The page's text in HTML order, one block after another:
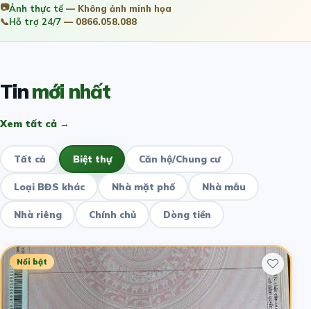
📷Ảnh thực tế— Không ảnh minh họa
📞Hỗ trợ 24/7 — 0866.058.088
Tinmới nhất
Xem tất cả →
Tất cả Biệt thự Căn hộ/Chung cư
Loại BĐS khác Nhà mặt phố Nhà mẫu
Nhà riêng Chính chủ Dòng tiền
Nổi bật